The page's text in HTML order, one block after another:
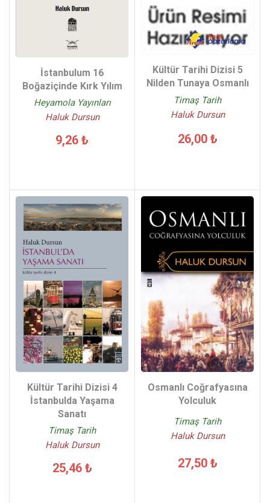
İstanbulum 16
Boğaziçinde Kırk Yılım
Heyamola Yayınları
Haluk Dursun
9,26 ₺
Kültür Tarihi Dizisi 5
Nilden Tunaya Osmanlı
Timaş Tarih
Haluk Dursun
26,00 ₺
Kültür Tarihi Dizisi 4
İstanbulda Yaşama
Sanatı
Timaş Tarih
Haluk Dursun
25,46 ₺
Osmanlı Coğrafyasına
Yolculuk
Timaş Tarih
Haluk Dursun
27,50 ₺